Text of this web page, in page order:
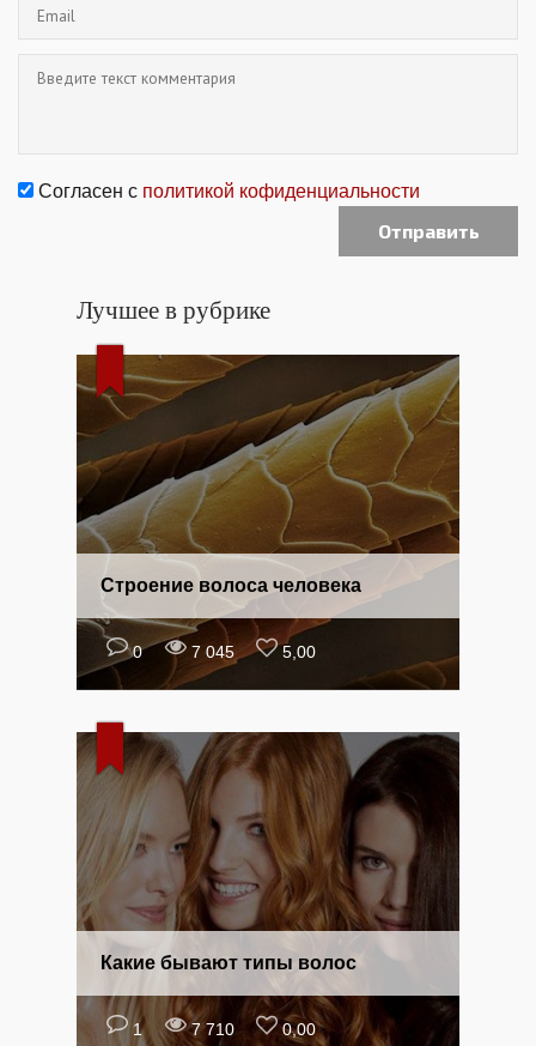
Согласен с политикой кофиденциальности
Лучшее в рубрике
0 7 045 5,00
Строение волоса человека
1 7 710 0,00
Какие бывают типы волос